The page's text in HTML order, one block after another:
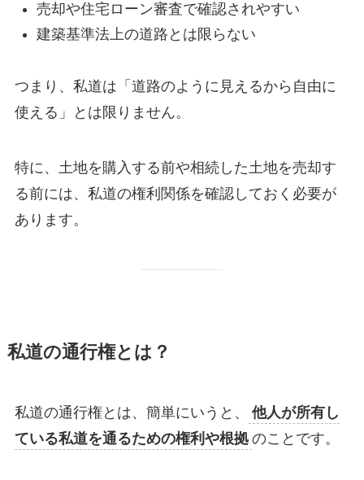
売却や住宅ローン審査で確認されやすい
建築基準法上の道路とは限らない
つまり、私道は「道路のように見えるから自由に
使える」とは限りません。
特に、土地を購入する前や相続した土地を売却す
る前には、私道の権利関係を確認しておく必要が
あります。
私道の通行権とは？
私道の通行権とは、簡単にいうと、
他人が所有し
ている私道を通るための権利や根拠 のことです。